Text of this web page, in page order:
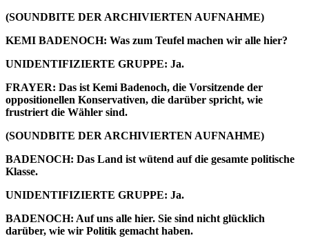
(SOUNDBITE DER ARCHIVIERTEN AUFNAHME)
KEMI BADENOCH: Was zum Teufel machen wir alle hier?
UNIDENTIFIZIERTE GRUPPE: Ja.
FRAYER: Das ist Kemi Badenoch, die Vorsitzende der
oppositionellen Konservativen, die darüber spricht, wie
frustriert die Wähler sind.
(SOUNDBITE DER ARCHIVIERTEN AUFNAHME)
BADENOCH: Das Land ist wütend auf die gesamte politische
Klasse.
UNIDENTIFIZIERTE GRUPPE: Ja.
BADENOCH: Auf uns alle hier. Sie sind nicht glücklich
darüber, wie wir Politik gemacht haben.